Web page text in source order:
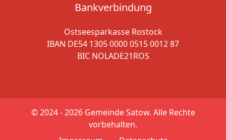
Bankverbindung
Ostseesparkasse Rostock
IBAN DE54 1305 0000 0515 0012 87
BIC NOLADE21ROS
© 2024 - 2026Gemeinde Satow. Alle Rechte
vorbehalten.